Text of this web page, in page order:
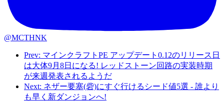
@MCTHNK
Prev: マインクラフトPE アップデート0.12のリリース日
は大体9月8日になる! レッドストーン回路の実装時期
が来週発表されるようだ
Next: ネザー要塞(砦)にすぐ行けるシード値5選 - 誰より
も早く新ダンジョンへ!